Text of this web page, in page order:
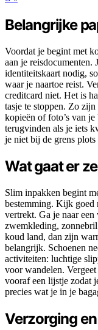
Belangrijke
Voordat je begint met
aan je reisdocumenten.
identiteitskaart nodig,
waar je naartoe reist.
creditcard niet. Het is
tasje te stoppen. Zo
kopieën of foto’s van
terugvinden als je iets
je niet bij de grens
Wat gaat er
Slim inpakken begint
bestemming. Kijk goed
vertrekt. Ga je naar
zwemkleding, zonnebril
koud land, dan zijn
belangrijk. Schoenen
activiteiten: luchtige
voor wandelen.
vooraf een lijstje zodat
precies wat je in je
Verzorging